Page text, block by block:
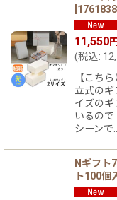
1761838
11,550円
(税込:
【こち
立式の
イズのギ
いるので
シーンで…
Nギフ
ト100